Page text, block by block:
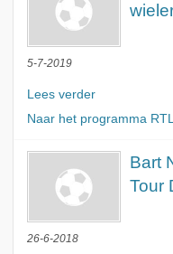
5-7-2019
Lees verder
Naar het programma
Bart
Tour
26-6-2018